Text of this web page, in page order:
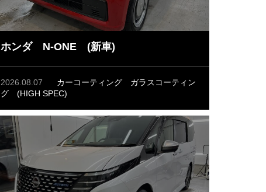
ホンダ N-ONE (新車)
2026.08.07 カーコーティング
ガラスコーティン
グ (HIGH SPEC)